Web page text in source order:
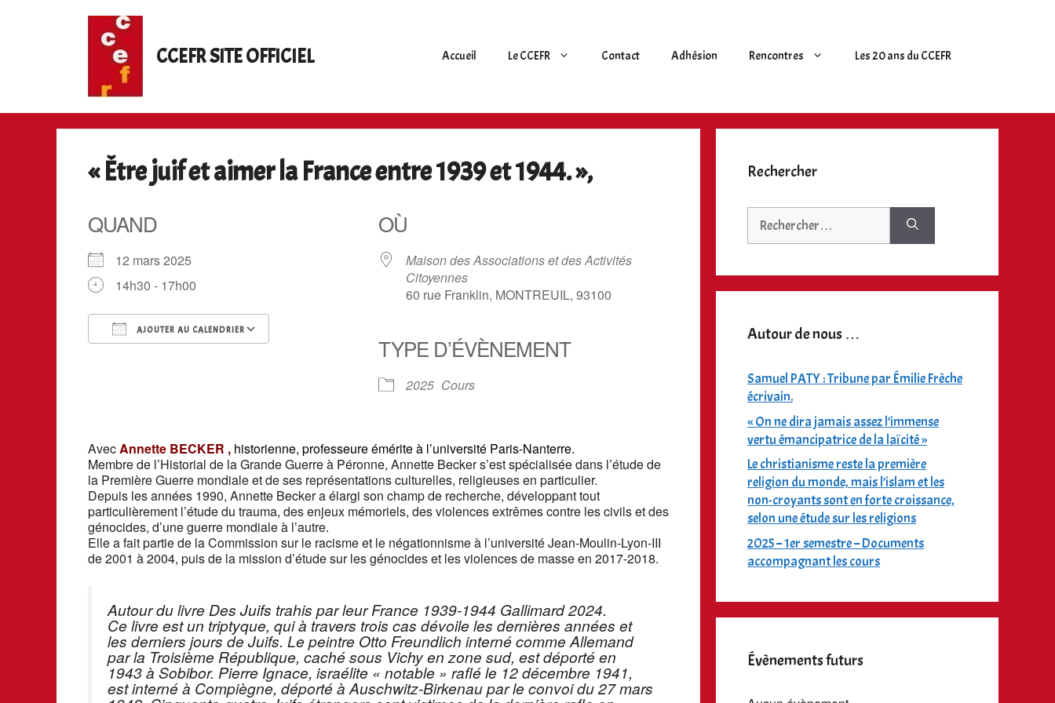
CCEFR SITE OFFICIEL Accueil Le CCEFR Contact Adhésion Rencontres Les 20 ans du CCEFR
« Être juif et aimer la France entre 1939 et 1944. »,
QUAND
12 mars 2025
14h30 - 17h00
AJOUTER AU CALENDRIER
Calendrier Google iCalendar
OÙ
Maison des Associations et des Activités
Citoyennes
60 rue Franklin, MONTREUIL, 93100
TYPE D’ÉVÈNEMENT
2025 Cours
AvecAnnette BECKER , historienne, professeure émérite à l’université Paris-Nanterre.
Membre de l’Historial de la Grande Guerre à Péronne, Annette Becker s’est spécialisée dans l’étude de
la Première Guerre mondiale et de ses représentations culturelles, religieuses en particulier.
Depuis les années 1990, Annette Becker a élargi son champ de recherche, développant tout
particulièrement l’étude du trauma, des enjeux mémoriels, des violences extrêmes contre les civils et des
génocides, d’une guerre mondiale à l’autre.
Elle a fait partie de la Commission sur le racisme et le négationnisme à l’université Jean-Moulin-Lyon-III
de 2001 à 2004, puis de la mission d’étude sur les génocides et les violences de masse en 2017-2018.
Autour du livre Des Juifs trahis par leur France 1939-1944 Gallimard 2024.
Ce livre est un triptyque, qui à travers trois cas dévoile les dernières années et
les derniers jours de Juifs. Le peintre Otto Freundlich interné comme Allemand
par la Troisième République, caché sous Vichy en zone sud, est déporté en
1943 à Sobibor. Pierre Ignace, israélite « notable » raflé le 12 décembre 1941,
est interné à Compiègne, déporté à Auschwitz-Birkenau par le convoi du 27 mars
Rechercher
Rechercher :
Autour de nous …
Samuel PATY : Tribune par Émilie Frèche
écrivain.
« On ne dira jamais assez l’immense
vertu émancipatrice de la laïcité »
Le christianisme reste la première
religion du monde, mais l’islam et les
non-croyants sont en forte croissance,
selon une étude sur les religions
2025 – 1er semestre – Documents
accompagnant les cours
Évènements futurs